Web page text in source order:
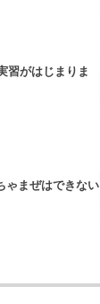
習がはじまりま
ゃまぜはできない